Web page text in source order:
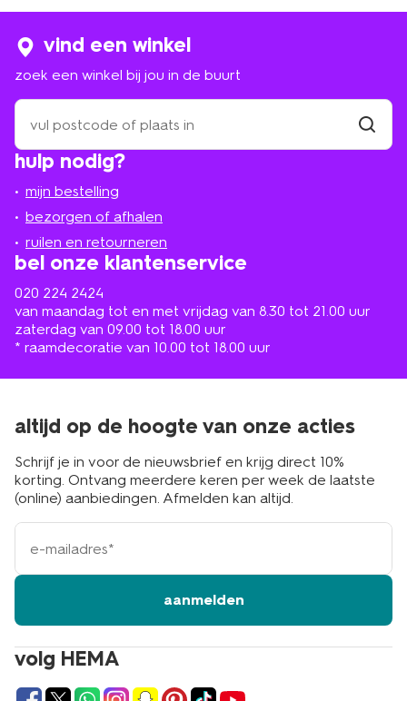
hulp nodig?
mijn bestelling
bezorgen of afhalen
ruilen en retourneren
bel onze klantenservice
020 224 2424
van maandag tot en met vrijdag van 8.30 tot 21.00 uur
zaterdag van 09.00 tot 18.00 uur
* raamdecoratie van 10.00 tot 18.00 uur
vind een winkel
zoek een winkel bij jou in de buurt
zoek
een
winkel
bij
in
de
buurt
volg HEMA
altijd op de hoogte van onze acties
Schrijf je in voor de nieuwsbrief en krijg direct 10%
korting. Ontvang meerdere keren per week de laatste
(online) aanbiedingen. Afmelden kan altijd.
e-
mailadres
aanmelden